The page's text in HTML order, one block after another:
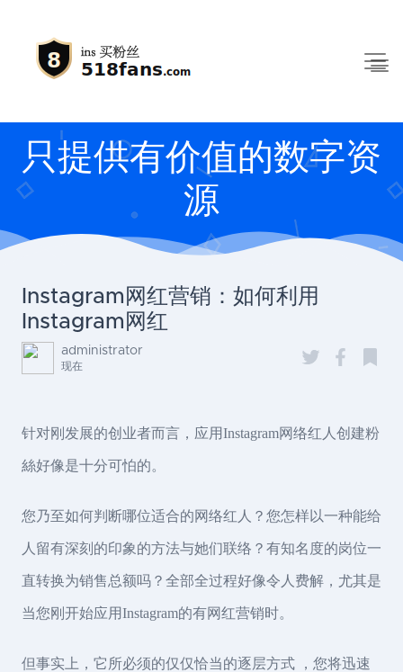
只提供有价值的数字资
源
Instagram网红营销：如何利用
Instagram网红
administrator
现在
针对刚发展的创业者而言，应用Instagram网络红人创建粉
絲好像是十分可怕的。
您乃至如何判断哪位适合的网络红人？您怎样以一种能给
人留有深刻的印象的方法与她们联络？有知名度的岗位一
直转换为销售总额吗？全部全过程好像令人费解，尤其是
当您刚开始应用Instagram的有网红营销时。
但事实上，它所必须的仅仅恰当的逐层方式 ，您将迅速